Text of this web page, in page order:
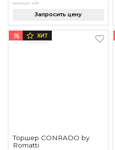
Артикул: 4131
Запросить цену
% ХИТ
Торшер CONRADO by
Romatti